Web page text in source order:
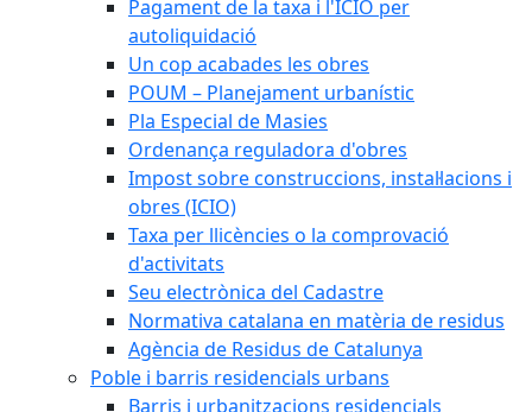
Pagament de la taxa i l'ICIO per
autoliquidació
Un cop acabades les obres
POUM – Planejament urbanístic
Pla Especial de Masies
Ordenança reguladora d'obres
Impost sobre construccions, instal·lacions i
obres (ICIO)
Taxa per llicències o la comprovació
d'activitats
Seu electrònica del Cadastre
Normativa catalana en matèria de residus
Agència de Residus de Catalunya
Poble i barris residencials urbans
Barris i urbanitzacions residencials